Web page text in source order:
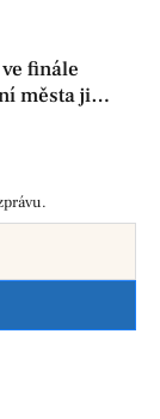
finále
města ji